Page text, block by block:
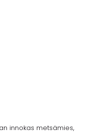
innokas metsämies,